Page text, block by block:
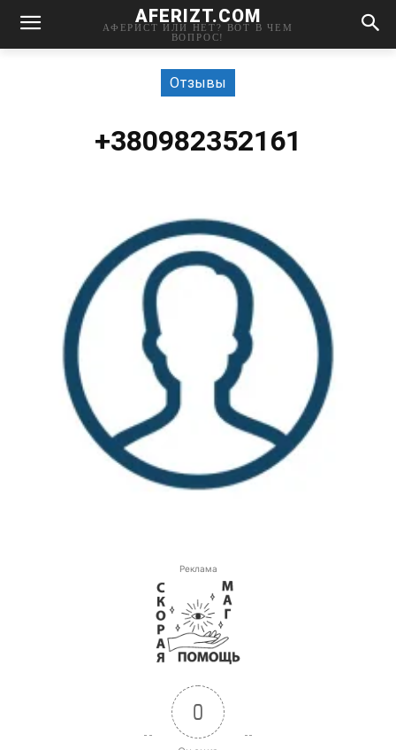
AFERIZT.COM
АФЕРИСТ ИЛИ НЕТ? ВОТ В ЧЕМ
ВОПРОС!
Отзывы
+380982352161
Реклама
0